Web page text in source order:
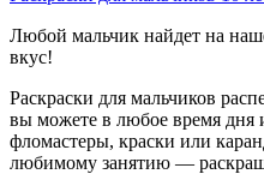
Любой мальчик найдет на
вкус!
Раскраски для мальчиков
вы можете в любое время дня
фломастеры, краски или
любимому занятию —